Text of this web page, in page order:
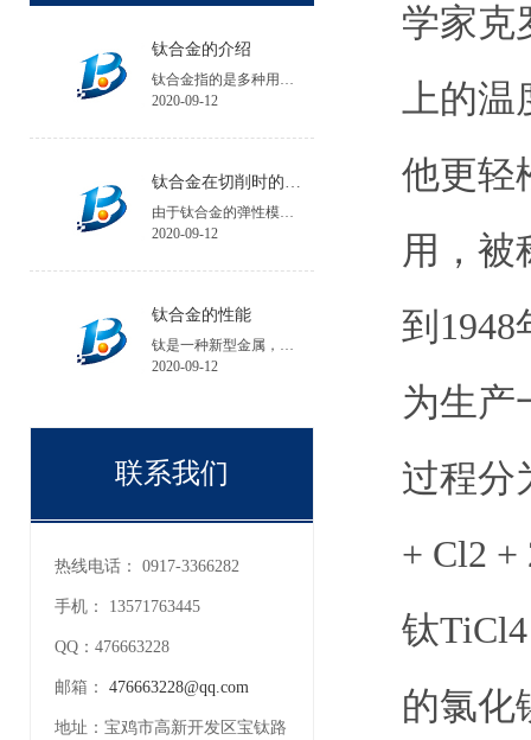
学家克
上的
他更轻
用，被
到
为生产
过程分
+ Cl2
钛
的氯化
钛合金的介绍
钛合金指的是多种用钛与其他金属制成的合金金属。
2020-09-12
钛合金在切削时的注意事项
由于钛合金的弹性模量小，工件在加工中的夹紧变形和受力变形大，会降低工件的加工精度；工件安装时夹紧力不宜过大，必要时可增加辅助支承。
2020-09-12
钛合金的性能
钛是一种新型金属，钛的性能与所含碳、氮、氢、氧等杂质含量有关，碘化钛杂质含量不超过0.1%。
2020-09-12
联系我们
热线电话： 0917-3366282
手机： 13571763445
QQ： 476663228
邮箱： 476663228@qq.com
地址： 宝鸡市高新开发区宝钛路